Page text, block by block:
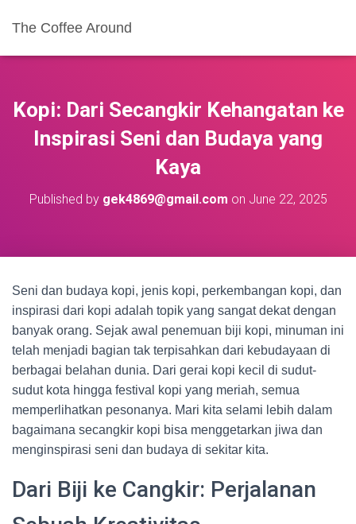
The Coffee Around
Kopi: Dari Secangkir Kehangatan ke
Inspirasi Seni dan Budaya yang
Kaya
Published by gek4869@gmail.com on June 22, 2025
Seni dan budaya kopi, jenis kopi, perkembangan kopi, dan
inspirasi dari kopi adalah topik yang sangat dekat dengan
banyak orang. Sejak awal penemuan biji kopi, minuman ini
telah menjadi bagian tak terpisahkan dari kebudayaan di
berbagai belahan dunia. Dari gerai kopi kecil di sudut-
sudut kota hingga festival kopi yang meriah, semua
memperlihatkan pesonanya. Mari kita selami lebih dalam
bagaimana secangkir kopi bisa menggetarkan jiwa dan
menginspirasi seni dan budaya di sekitar kita.
Dari Biji ke Cangkir: Perjalanan